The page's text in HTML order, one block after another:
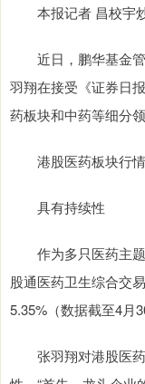
本报记者 昌校宇
近日，鹏华基金管
羽翔在接受《证券日
药板块和中药等细分
港股医药板块行情
具有持续性
作为多只医药主题
股通医药卫生综合交
5.35%（数据截至4月
张羽翔对港股医药